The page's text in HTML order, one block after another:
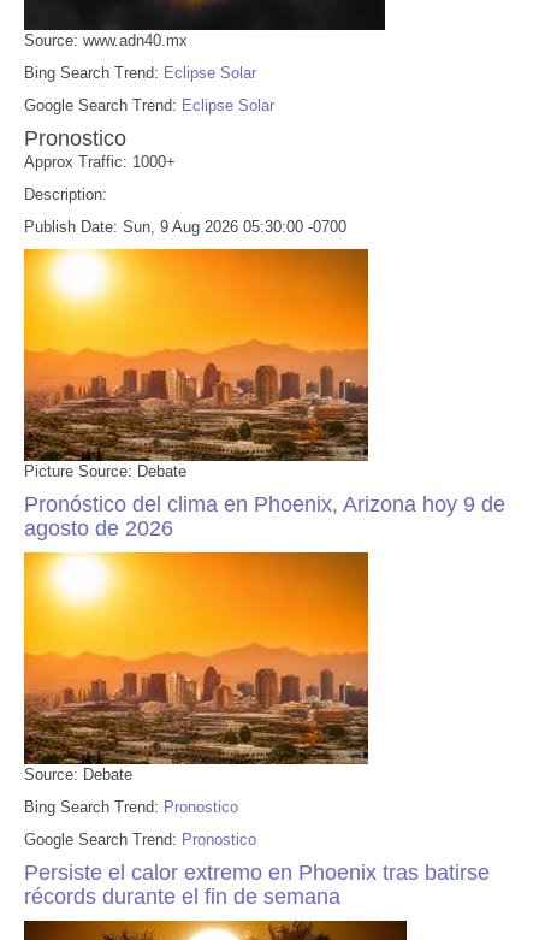
Source: www.adn40.mx
Bing Search Trend: Eclipse Solar
Google Search Trend: Eclipse Solar
Pronostico
Approx Traffic: 1000+
Description:
Publish Date: Sun, 9 Aug 2026 05:30:00 -0700
Picture Source: Debate
Pronóstico del clima en Phoenix, Arizona hoy 9 de
agosto de 2026
Source: Debate
Bing Search Trend: Pronostico
Google Search Trend: Pronostico
Persiste el calor extremo en Phoenix tras batirse
récords durante el fin de semana